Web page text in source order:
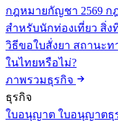
กฎหมายกัญชา 2569 ก
สำหรับนักท่องเที่ยว สิ่ง
วิธีขอใบสั่งยา สถานะท
ในไทยหรือไม่?
ภาพรวมธุรกิจ
ธุรกิจ
ใบอนุญาต ใบอนุญาตธุ